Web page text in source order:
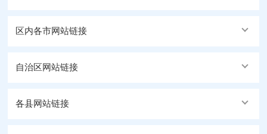
区内各市网站链接
自治区网站链接
各县网站链接